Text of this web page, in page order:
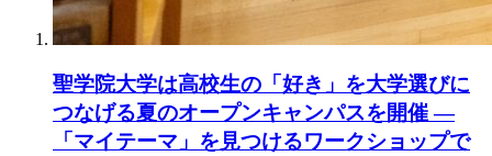
聖学院大学は高校生の「好き」を大学選びに
つなげる夏のオープンキャンパスを開催 ―
「マイテーマ」を見つけるワークショップで